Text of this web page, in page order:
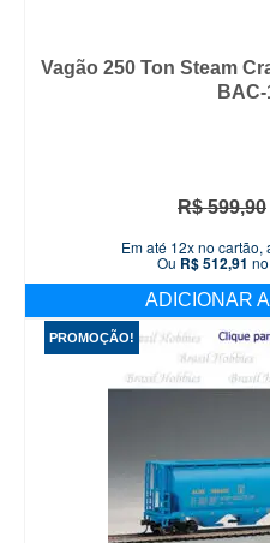
Vagão 250 Ton Steam
R$599,90
Em até 12x no
Ou R$512,91
ADICIONAR
PROMOÇÃO!